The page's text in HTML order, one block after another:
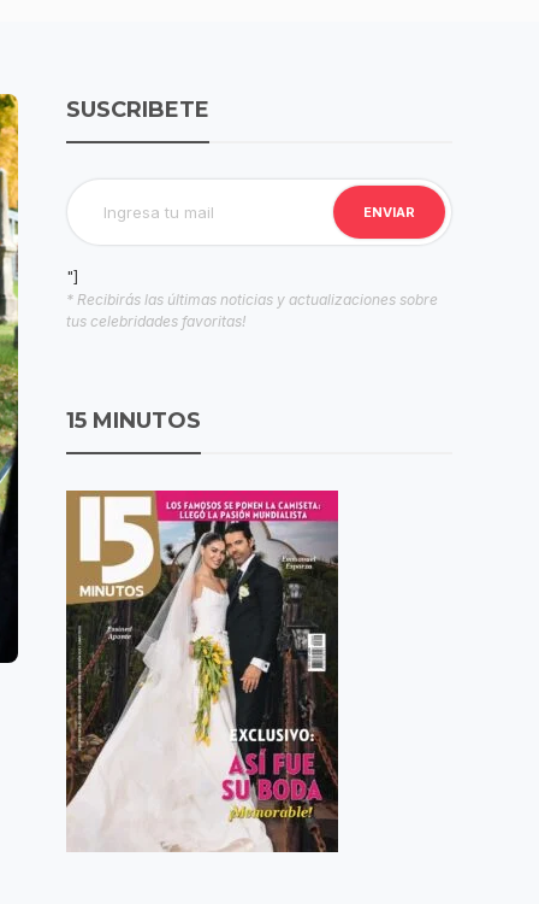
SUSCRIBETE
"]
* Recibirás las últimas noticias y actualizaciones sobre
tus celebridades favoritas!
15 MINUTOS